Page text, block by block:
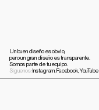
Un buen diseño es obvio,
pero un gran diseño es transparente.
Somos parte de tu equipo.
Síguenos:Instagram, Facebook,YouTube